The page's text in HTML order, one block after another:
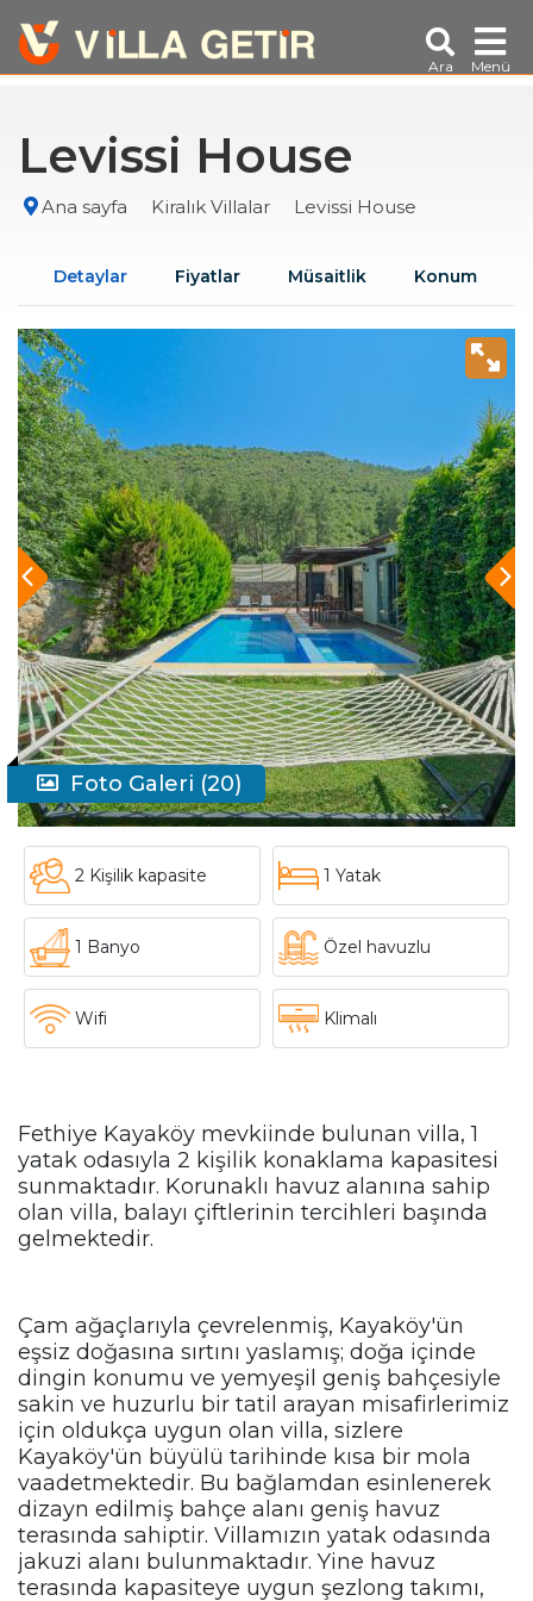
Ara Menü
Levissi House
Ana sayfa Kiralık Villalar Levissi House
Detaylar Fiyatlar Müsaitlik Konum
Foto Galeri (20)
2 Kişilik kapasite 1 Yatak
1 Banyo Özel havuzlu
Wifi Klimalı
Fethiye Kayaköy mevkiinde bulunan villa, 1
yatak odasıyla 2 kişilik konaklama kapasitesi
sunmaktadır. Korunaklı havuz alanına sahip
olan villa, balayı çiftlerinin tercihleri başında
gelmektedir.
Çam ağaçlarıyla çevrelenmiş, Kayaköy'ün
eşsiz doğasına sırtını yaslamış; doğa içinde
dingin konumu ve yemyeşil geniş bahçesiyle
sakin ve huzurlu bir tatil arayan misafirlerimiz
için oldukça uygun olan villa, sizlere
Kayaköy'ün büyülü tarihinde kısa bir mola
vaadetmektedir. Bu bağlamdan esinlenerek
dizayn edilmiş bahçe alanı geniş havuz
terasında sahiptir. Villamızın yatak odasında
jakuzi alanı bulunmaktadır. Yine havuz
terasında kapasiteye uygun şezlong takımı,